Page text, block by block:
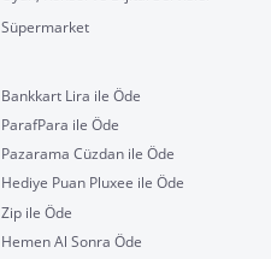
Süpermarket
Bankkart Lira ile Öde
ParafPara ile Öde
Pazarama Cüzdan ile Öde
Hediye Puan Pluxee ile Öde
Zip ile Öde
Hemen Al Sonra Öde